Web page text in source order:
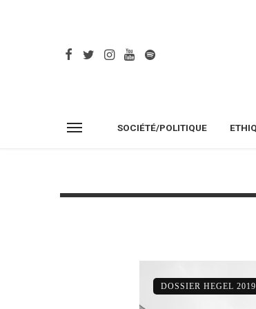
SOCIÉTÉ/POLITIQUE
DOSSIER HEGEL 2019